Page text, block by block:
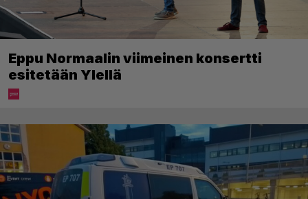
Eppu Normaalin viimeinen konsertti
esitetään Ylellä